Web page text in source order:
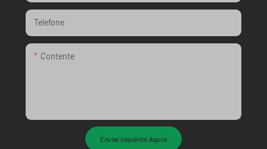
Telefone
Contente
Enviar Inquérito Agora